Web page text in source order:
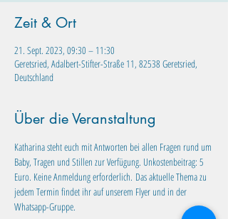
Zeit & Ort
21. Sept. 2023, 09:30 – 11:30
Geretsried, Adalbert-Stifter-Straße 11, 82538 Geretsried,
Deutschland
Über die Veranstaltung
Katharina steht euch mit Antworten bei allen Fragen rund um
Baby, Tragen und Stillen zur Verfügung. Unkostenbeitrag: 5
Euro. Keine Anmeldung erforderlich. Das aktuelle Thema zu
jedem Termin findet ihr auf unserem Flyer und in der
Whatsapp-Gruppe.